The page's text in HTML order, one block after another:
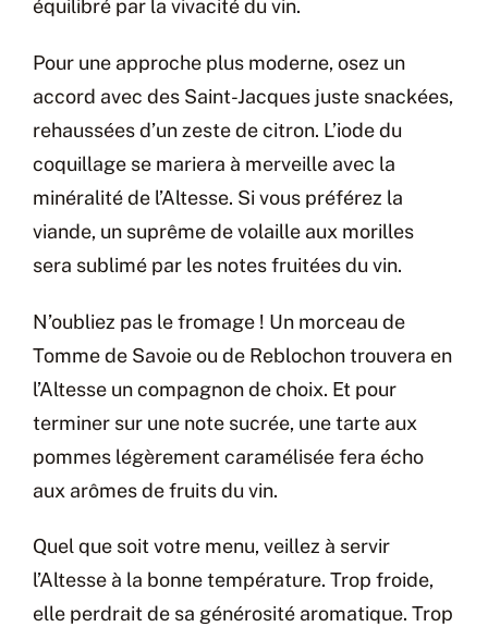
équilibré par la vivacité du vin.
Pour une approche plus moderne, osez un
accord avec des Saint-Jacques juste snackées,
rehaussées d’un zeste de citron. L’iode du
coquillage se mariera à merveille avec la
minéralité de l’Altesse. Si vous préférez la
viande, un suprême de volaille aux morilles
sera sublimé par les notes fruitées du vin.
N’oubliez pas le fromage ! Un morceau de
Tomme de Savoie ou de Reblochon trouvera en
l’Altesse un compagnon de choix. Et pour
terminer sur une note sucrée, une tarte aux
pommes légèrement caramélisée fera écho
aux arômes de fruits du vin.
Quel que soit votre menu, veillez à servir
l’Altesse à la bonne température. Trop froide,
elle perdrait de sa générosité aromatique. Trop